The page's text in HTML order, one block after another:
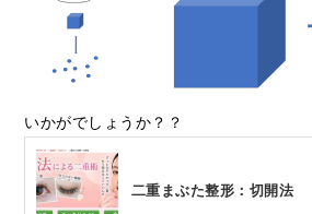
いかがでしょうか？？
二重まぶた整形：切開法